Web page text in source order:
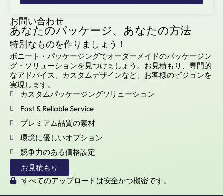
お問い合わせ
あなたのパッケージ、あなたの方法
特別なものを作りましょう！
ボニート・パッケージングでオーダーメイドのパッケージン
グ・ソリューションを見つけましょう。お見積もり、専門的
なアドバイス、カスタムデザインなど、お客様のビジョンを
実現します。
カスタムパッケージングソリューション
Fast & Reliable Service
プレミアム品質の素材
環境に優しいオプション
競争力のある価格設定
お見積もり
すべてのアップロードは安全かつ機密です。